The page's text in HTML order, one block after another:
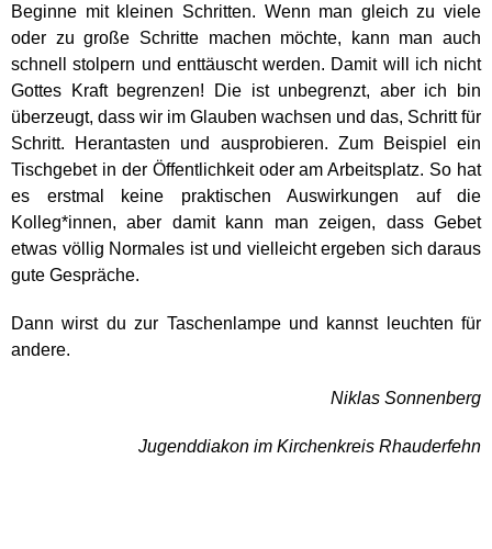
Beginne mit kleinen Schritten. Wenn man gleich zu viele
oder zu große Schritte machen möchte, kann man auch
schnell stolpern und enttäuscht werden. Damit will ich nicht
Gottes Kraft begrenzen! Die ist unbegrenzt, aber ich bin
überzeugt, dass wir im Glauben wachsen und das, Schritt für
Schritt. Herantasten und ausprobieren. Zum Beispiel ein
Tischgebet in der Öffentlichkeit oder am Arbeitsplatz. So hat
es erstmal keine praktischen Auswirkungen auf die
Kolleg*innen, aber damit kann man zeigen, dass Gebet
etwas völlig Normales ist und vielleicht ergeben sich daraus
gute Gespräche.
Dann wirst du zur Taschenlampe und kannst leuchten für
andere.
Niklas Sonnenberg
Jugenddiakon im Kirchenkreis Rhauderfehn